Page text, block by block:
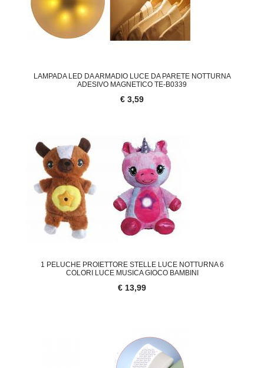
LAMPADA LED DA ARMADIO LUCE DA PARETE NOTTURNA
ADESIVO MAGNETICO TE-B0339
€ 3,59
1 PELUCHE PROIETTORE STELLE LUCE NOTTURNA 6
COLORI LUCE MUSICA GIOCO BAMBINI
€ 13,99